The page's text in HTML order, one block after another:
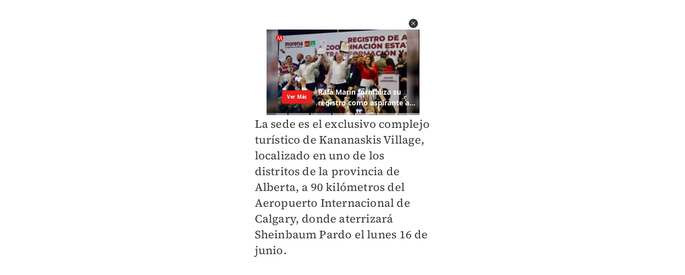
La sede es el exclusivo complejo
turístico de Kananaskis Village,
localizado en uno de los
distritos de la provincia de
Alberta, a 90 kilómetros del
Aeropuerto Internacional de
Calgary, donde aterrizará
Sheinbaum Pardo el lunes 16 de
junio.